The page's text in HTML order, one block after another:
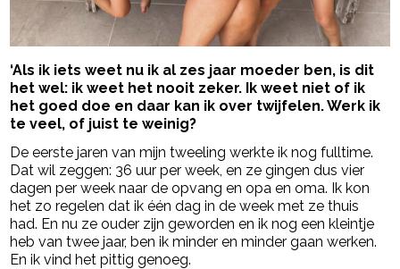
‘Als ik iets weet nu ik al zes jaar moeder ben, is dit
het wel: ik weet het nooit zeker. Ik weet niet of ik
het goed doe en daar kan ik over twijfelen. Werk ik
te veel, of juist te weinig?
De eerste jaren van mijn tweeling werkte ik nog fulltime.
Dat wil zeggen: 36 uur per week, en ze gingen dus vier
dagen per week naar de opvang en opa en oma. Ik kon
het zo regelen dat ik één dag in de week met ze thuis
had. En nu ze ouder zijn geworden en ik nog een kleintje
heb van twee jaar, ben ik minder en minder gaan werken.
En ik vind het pittig genoeg.